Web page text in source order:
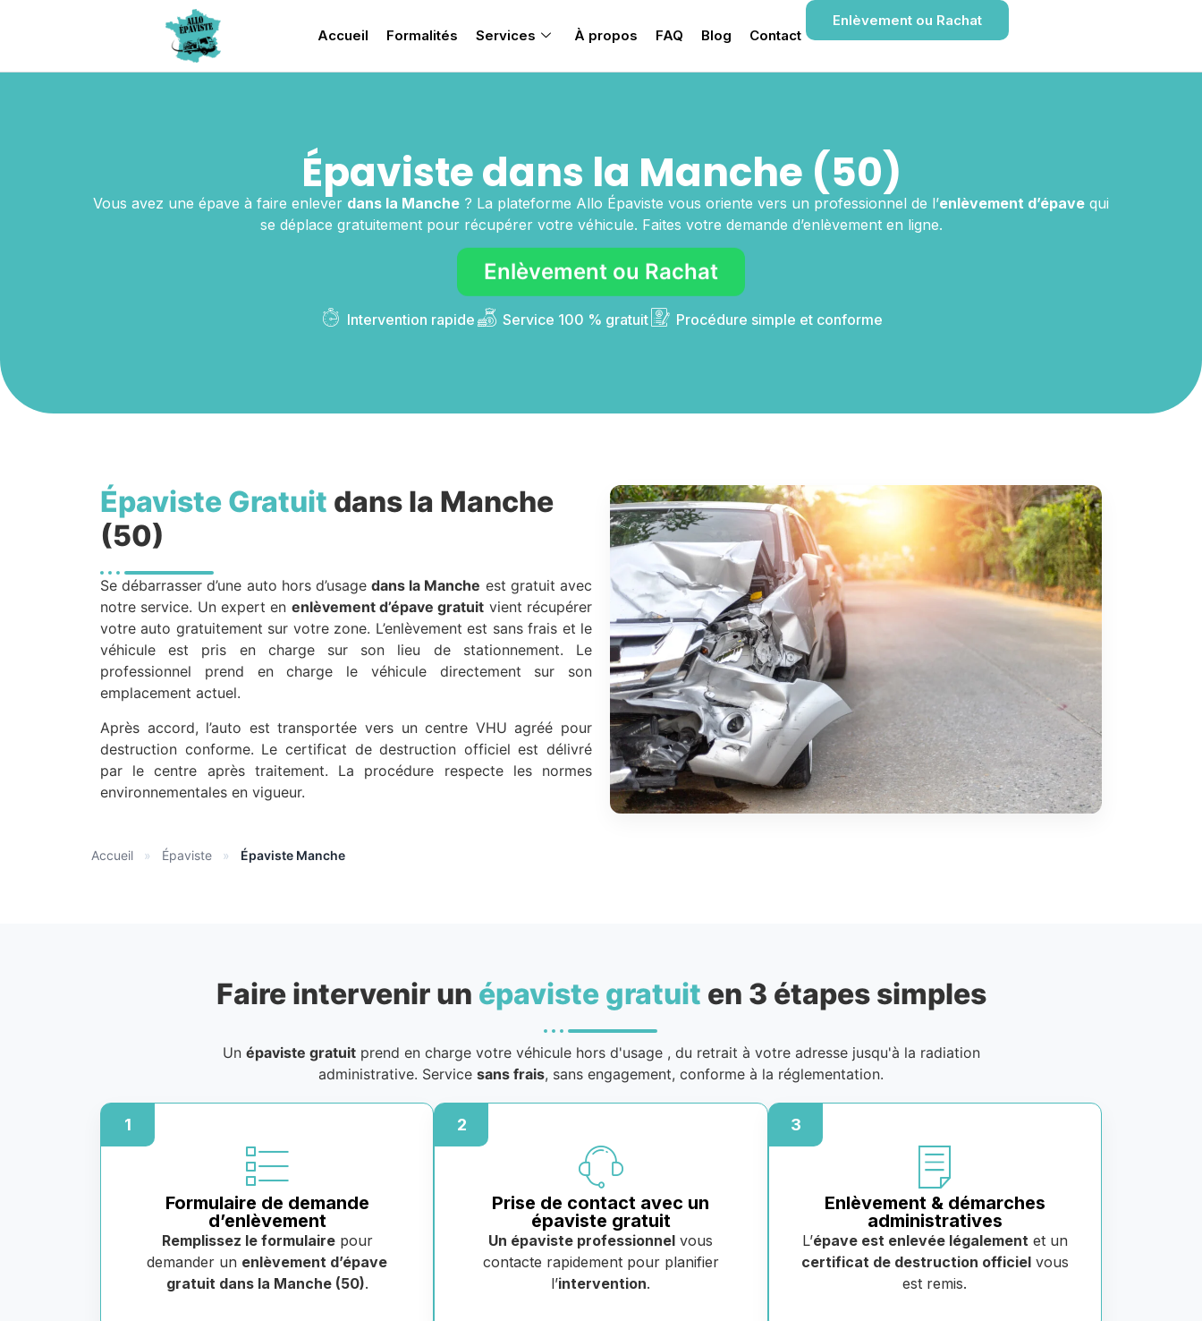
Accueil Formalités Services À propos FAQ Blog Contact
Enlèvement ou Rachat
Épaviste dans la Manche (50)
Vous avez une épave à faire enlever dans la Manche ? La plateforme Allo Épaviste vous oriente vers un professionnel de l’enlèvement d’épave qui
se déplace gratuitement pour récupérer votre véhicule. Faites votre demande d’enlèvement en ligne.
Enlèvement ou Rachat
Intervention rapide Service 100 % gratuit Procédure simple et conforme
Épaviste Gratuit dans la Manche
(50)
Se débarrasser d’une auto hors d’usagedans la Manche est gratuit avec
notre service. Un expert en enlèvement d’épave gratuit vient récupérer
votre auto gratuitement sur votre zone. L’enlèvement est sans frais et le
véhicule est pris en charge sur son lieu de stationnement. Le
professionnel prend en charge le véhicule directement sur son
emplacement actuel.
Après accord, l’auto est transportée vers un centre VHU agréé pour
destruction conforme. Le certificat de destruction officiel est délivré
par le centre après traitement. La procédure respecte les normes
environnementales en vigueur.
Accueil » Épaviste » Épaviste Manche
Faire intervenir un épaviste gratuit en 3 étapes simples
Un épaviste gratuitprend en charge votre véhicule hors d'usage , du retrait à votre adresse jusqu'à la radiation
administrative. Service sans frais, sans engagement, conforme à la réglementation.
1
Formulaire de demande
d’enlèvement
Remplissez le formulairepour
demander un enlèvement d’épave
gratuit dans la Manche (50).
2
Prise de contact avec un
épaviste gratuit
Un épaviste professionnel vous
contacte rapidement pour planifier
l’intervention.
3
Enlèvement & démarches
administratives
L’épave est enlevée légalementet un
certificat de destruction officielvous
est remis.